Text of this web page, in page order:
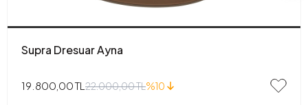
Supra Dresuar Ayna
19.800,00 TL 22.000,00 TL%10